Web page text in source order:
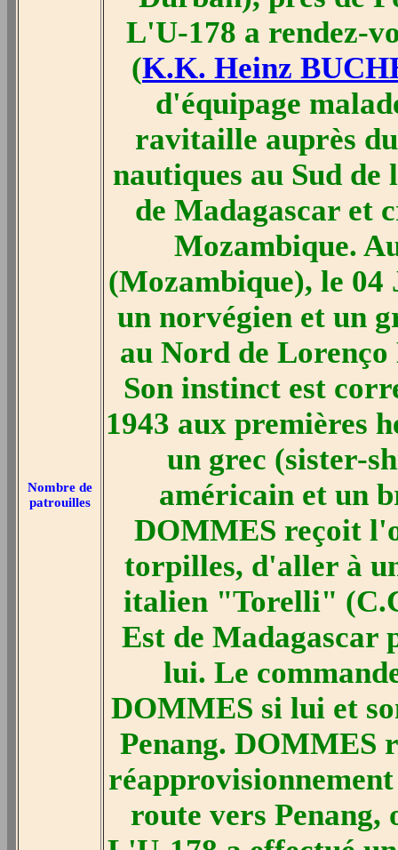
Nombre de
patrouilles
L'U-178 a rendez-
(K.K. Heinz
d'équipage
ravitaille auprès
nautiques au Sud
de Madagascar et
Mozambique.
(Mozambique), le 04
un norvégien et un
au Nord de Lorenço
Son instinct est
1943 aux premières
un grec (sister-
américain et un
DOMMES reçoit
torpilles, d'aller à
italien "Torelli"
Est de Madagascar
lui. Le
DOMMES si lui et
Penang. DOMMES
route vers